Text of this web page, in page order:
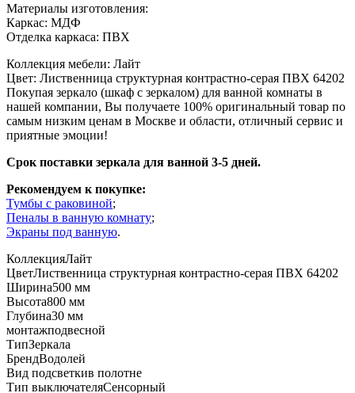
Материалы изготовления:
Каркас: МДФ
Отделка каркаса: ПВХ
Коллекция мебели: Лайт
Цвет: Лиственница структурная контрастно-серая ПВХ 64202
Покупая зеркало (шкаф с зеркалом) для ванной комнаты в
нашей компании, Вы получаете 100% оригинальный товар по
самым низким ценам в Москве и области, отличный сервис и
приятные эмоции!
Срок поставки зеркала для ванной 3-5 дней.
Рекомендуем к покупке:
Тумбы с раковиной;
Пеналы в ванную комнату;
Экраны под ванную.
КоллекцияЛайт
ЦветЛиственница структурная контрастно-серая ПВХ 64202
Ширина500 мм
Высота800 мм
Глубина30 мм
монтажподвесной
ТипЗеркала
БрендВодолей
Вид подсветкив полотне
Тип выключателяСенсорный